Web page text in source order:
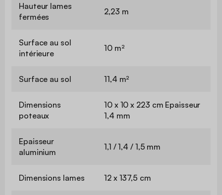
Hauteur lames
fermées
2,23 m
Surface au sol
intérieure
10 m²
Surface au sol 11,4 m²
Dimensions
poteaux
10 x 10 x 223 cm Epaisseur
1,4 mm
Epaisseur
aluminium
1,1 / 1,4 / 1,5 mm
Dimensions lames 12 x 137,5 cm